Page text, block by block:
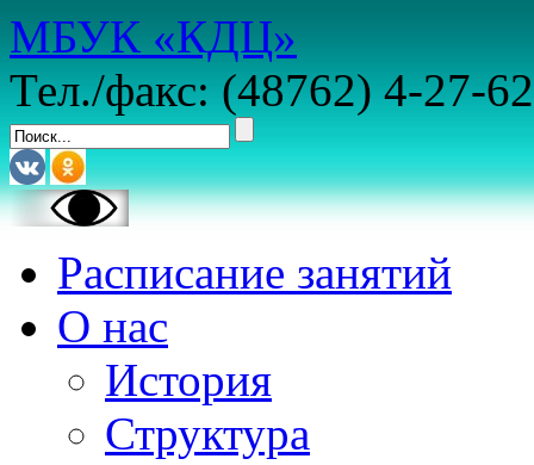
МБУК «КДЦ»
Тел./факс: (48762) 4-27-62
Расписание занятий
О нас
История
Структура